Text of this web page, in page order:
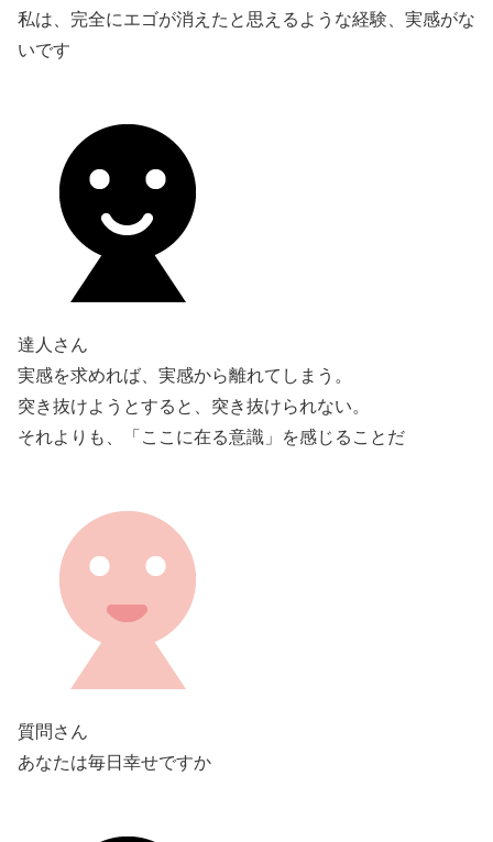
私は、完全にエゴが消えたと思えるような経験、実感がな
いです
達人さん
実感を求めれば、実感から離れてしまう。
突き抜けようとすると、突き抜けられない。
それよりも、「ここに在る意識」を感じることだ
質問さん
あなたは毎日幸せですか